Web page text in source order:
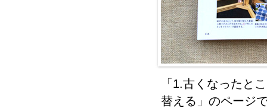
「1.古くなったと
替える」のページ